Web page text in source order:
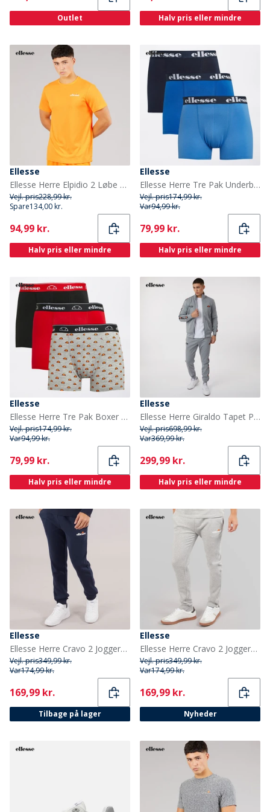
Outlet Halv pris eller mindre
Ellesse
Ellesse Herre Elpidio 2 Løbe T-shirt Orange
Vejl. pris228,99 kr.
Spare134,00 kr.
Current
94,99 kr.
Halv pris eller mindre
Ellesse
Ellesse Herre Tre Pak Underbukser Marineblå / Blå
Vejl. pris174,99 kr.
Var94,99 kr.
Current
79,99 kr.
Halv pris eller mindre
Ellesse
Ellesse Herre Tre Pak Boxer Trunks Sort/Grå/Rød
Vejl. pris174,99 kr.
Var94,99 kr.
Current
79,99 kr.
Halv pris eller mindre
Ellesse
Ellesse Herre Giraldo Tapet Poly Træningstøj Grå
Vejl. pris698,99 kr.
Var369,99 kr.
Current
299,99 kr.
Halv pris eller mindre
Ellesse
Ellesse Herre Cravo 2 Joggers Navy
Vejl. pris349,99 kr.
Var174,99 kr.
Current
169,99 kr.
Tilbage på lager
Ellesse
Ellesse Herre Cravo 2 Joggers Light Grey Marl
Vejl. pris349,99 kr.
Var174,99 kr.
Current
169,99 kr.
Nyheder